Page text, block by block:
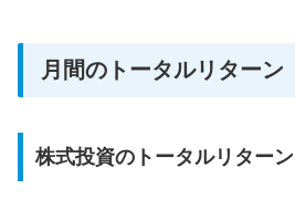
月間のトータルリターン
株式投資のトータルリターン